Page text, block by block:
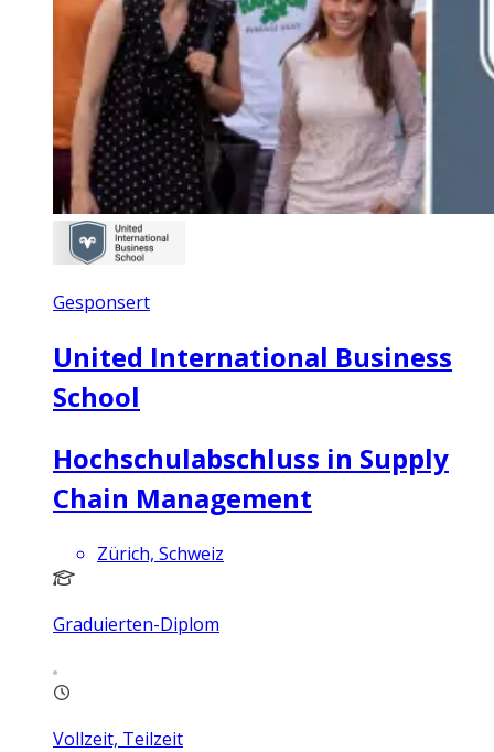
Gesponsert
United International Business
School
Hochschulabschluss in Supply
Chain Management
Zürich, Schweiz
Graduierten-Diplom
Vollzeit, Teilzeit